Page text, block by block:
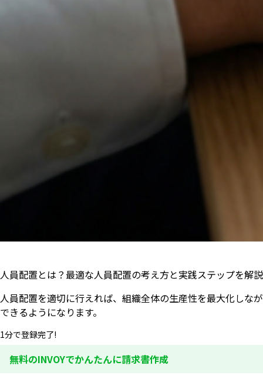
人員配置とは？最適な人員配置の考え方と実践ステップを解説
人員配置を適切に行えれば、組織全体の生産性を最大化しな
できるようになります。
1分で登録完了!
無料のINVOYでかんたんに請求書作成